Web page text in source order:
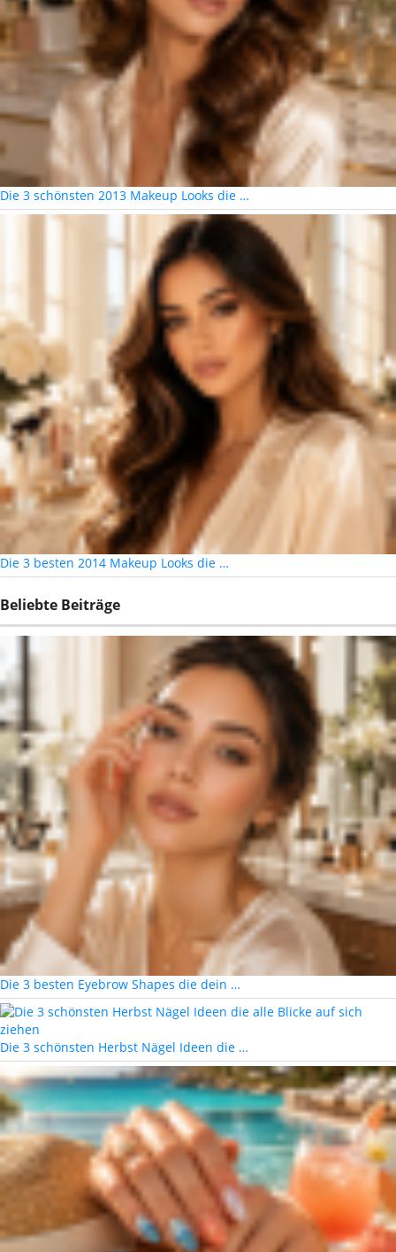
Die 3 schönsten 2013 Makeup Looks die …
Die 3 besten 2014 Makeup Looks die …
Beliebte Beiträge
Die 3 besten Eyebrow Shapes die dein …
Die 3 schönsten Herbst Nägel Ideen die …